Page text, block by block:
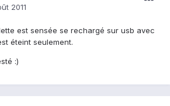
2011
est sensée se rechargé sur usb avec
éteint seulement.
:)